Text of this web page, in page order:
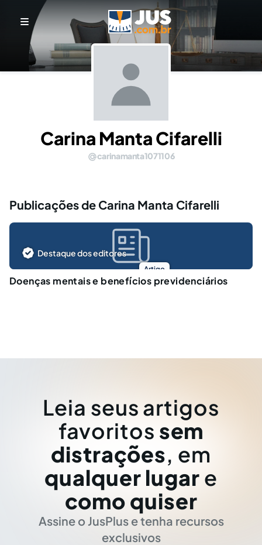
Carina Manta Cifarelli
carinamanta1071106
Publicações de Carina Manta Cifarelli
Artigo
Destaque dos editores
Doenças mentais e benefícios previdenciários
Leia seus artigos
favoritos sem
distrações, em
qualquer lugar e
como quiser
Assine o JusPlus e tenha recursos
exclusivos